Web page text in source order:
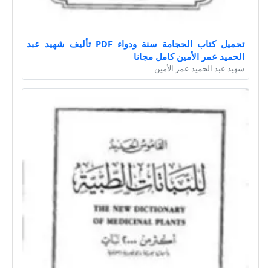
تحميل كتاب الحجامة سنة ودواء PDF تأليف شهيد عبد
الحميد عمر الأمين كامل مجانا
شهيد عبد الحميد عمر الأمين